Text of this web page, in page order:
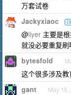
万套试卷
Jackyxiaoc
@liyer 主要是
就没必要重复刷
bytesfold
这个很多涉及
gant May